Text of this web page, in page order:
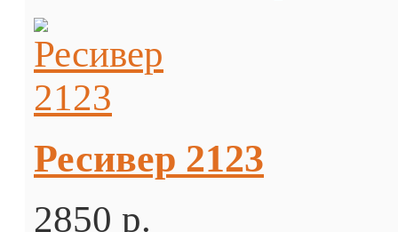
Ресивер 2123
2850 p.